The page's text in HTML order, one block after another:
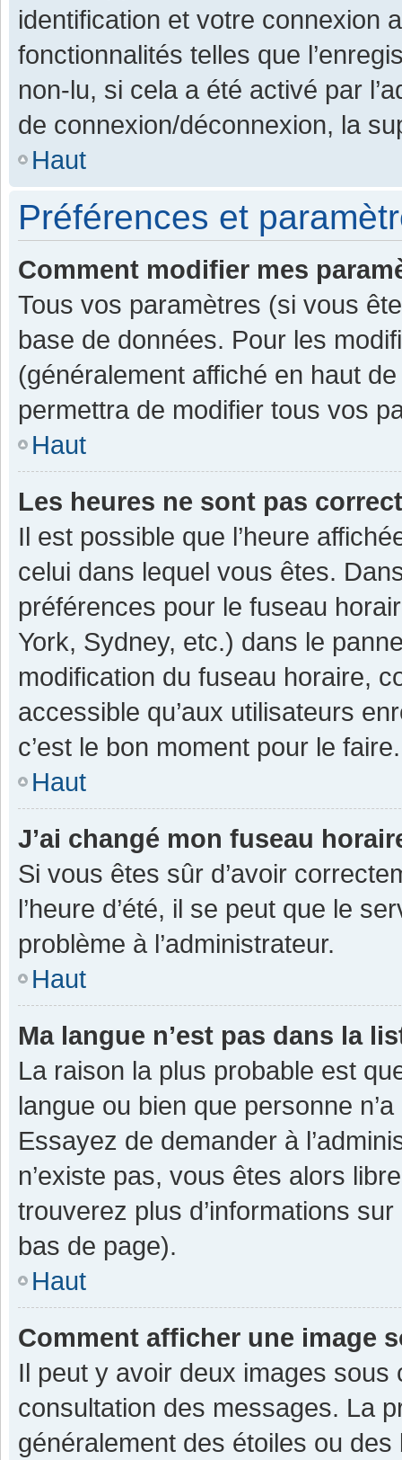
identification et votre connexion
fonctionnalités telles que
non-lu, si cela a été activé par
de connexion/déconnexion, la
Haut
Préférences et
Comment modifier mes
Tous vos paramètres (si vous
base de données. Pour les
(généralement affiché en haut
permettra de modifier tous vos
Haut
Les heures ne sont pas
Il est possible que l’heure
celui dans lequel vous êtes.
préférences pour le fuseau
York, Sydney, etc.) dans le
modification du fuseau horaire,
accessible qu’aux utilisateurs
c’est le bon moment pour le faire.
Haut
J’ai changé mon fuseau
Si vous êtes sûr d’avoir
l’heure d’été, il se peut que le
problème à l’administrateur.
Haut
Ma langue n’est pas dans la
La raison la plus probable est
langue ou bien que personne
Essayez de demander à
n’existe pas, vous êtes alors
trouverez plus d’informations
bas de page).
Haut
Comment afficher une image
Il peut y avoir deux images sous
consultation des messages. La
généralement des étoiles ou